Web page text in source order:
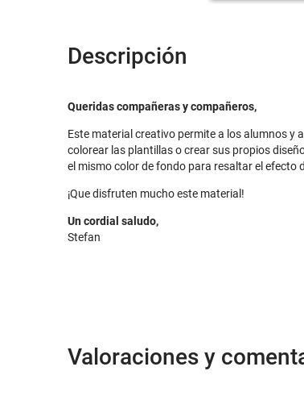
Descripción
Queridas compañeras y compañeros,
Este material creativo permite a los alumnos y
colorear las plantillas o crear sus propios
el mismo color de fondo para resaltar el efecto
¡Que disfruten mucho este material!
Un cordial saludo,
Stefan
Valoraciones y